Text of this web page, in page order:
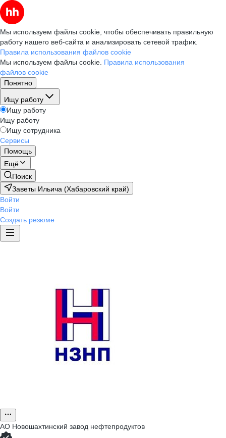
Мы используем файлы cookie, чтобы обеспечивать правильную
работу нашего веб-сайта и анализировать сетевой трафик.
Правила использования файлов cookie
Мы используем файлы cookie. Правила использования
файлов cookie
Понятно
Ищу работу
Ищу работу
Ищу работу
Ищу сотрудника
Сервисы
Помощь
Ещё
Поиск
Заветы Ильича (Хабаровский край)
Войти
Войти
Создать резюме
АО Новошахтинский завод нефтепродуктов